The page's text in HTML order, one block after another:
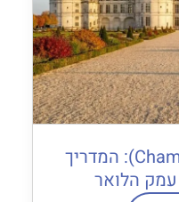
טירת שאמבור ( Chambord): המדריך
הלואר